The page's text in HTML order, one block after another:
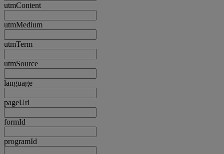
utmContent
utmMedium
utmTerm
utmSource
language
pageUrl
formId
programId